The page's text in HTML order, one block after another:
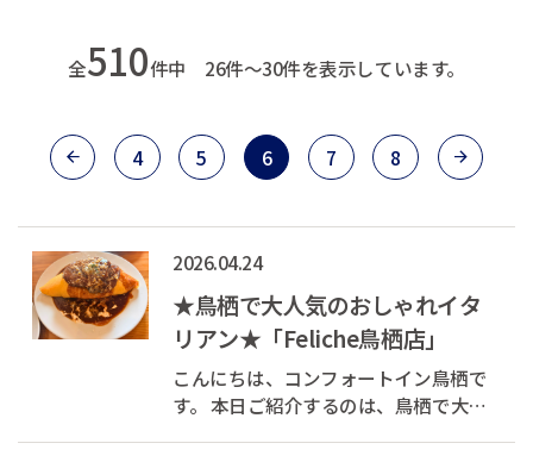
全510件中 26件～30件を表示しています。
4 5 6 7 8
2026.04.24
★鳥栖で大人気のおしゃれイタ
リアン★「Feliche鳥栖店」
こんにちは、コンフォートイン鳥栖で
す。 本日ご紹介するのは、鳥栖で大人